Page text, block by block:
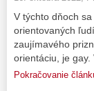
V týchto dňoch
orientovaných
zaujímavého
orientáciu, je
Pokračovanie